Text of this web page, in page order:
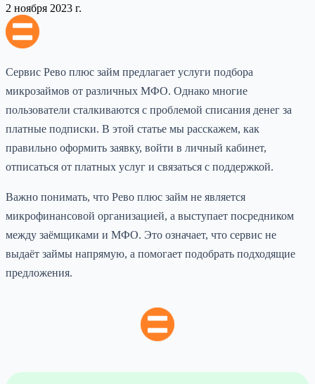
2 ноября 2023 г.
Сервис Рево плюс займ предлагает услуги подбора
микрозаймов от различных МФО. Однако многие
пользователи сталкиваются с проблемой списания денег за
платные подписки. В этой статье мы расскажем, как
правильно оформить заявку, войти в личный кабинет,
отписаться от платных услуг и связаться с поддержкой.
Важно понимать, что Рево плюс займ не является
микрофинансовой организацией, а выступает посредником
между заёмщиками и МФО. Это означает, что сервис не
выдаёт займы напрямую, а помогает подобрать подходящие
предложения.